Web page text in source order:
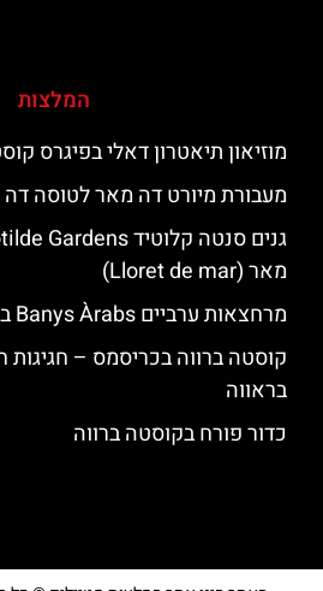
המלצות
מוזיאון תיאטרון דאלי בפיגרס
מעבורת מיורט דה מאר לטוסה
מאר (Lloret de mar)
מרחצאות ערביים Banys Àrabs בגירונה
קוסטה ברווה בכריסמס –
בראווה
כדור פורח בקוסטה ברווה